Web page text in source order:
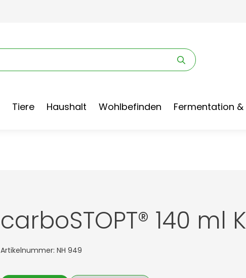
Tiere Haushalt Wohlbefinden Fermentation &
carboSTOPT® 140 ml
Artikelnummer: NH 949